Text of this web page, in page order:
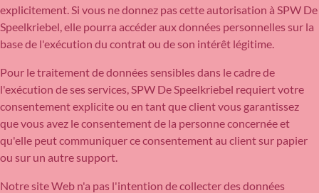
explicitement. Si vous ne donnez pas cette autorisation à SPW De
Speelkriebel, elle pourra accéder aux données personnelles sur la
base de l'exécution du contrat ou de son intérêt légitime.
Pour le traitement de données sensibles dans le cadre de
l'exécution de ses services, SPW De Speelkriebel requiert votre
consentement explicite ou en tant que client vous garantissez
que vous avez le consentement de la personne concernée et
qu'elle peut communiquer ce consentement au client sur papier
ou sur un autre support.
Notre site Web n'a pas l'intention de collecter des données